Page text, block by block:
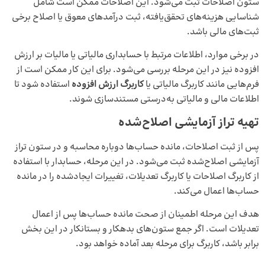
شناسایی هزینه‌های تحقق‌یافته، ثبت درآمدهای معوق یا اصلاح برخی
ثبت‌های مالی باشد.
در برخی موارد، اطلاعات مرتبط با حسابداری مالیاتی یامالیات بر ارزش
افزوده نیز در این مرحله بررسی می‌شود. برای این کار ممکن است از
فرم‌هایی مانند کاربرگ مالیاتی یاکاربرگ ارزش افزوده استفاده شود تا
اطلاعات مالی و مالیاتی به‌درستی مستندسازی شوند.
تهیه تراز آزمایشی اصلاح‌شده
پس از ثبت اصلاحات، مانده حساب‌ها دوباره محاسبه و در ستون تراز
آزمایشی اصلاح‌شده ثبت می‌شود. در این مرحله، حسابدار با استفاده
از کاربرگ اصلاحات یا کاربرگ تعدیلات، تغییرات ایجادشده را در مانده
حساب‌ها اعمال می‌کند.
هدف این مرحله اطمینان از صحت مانده حساب‌ها پس از اعمال
تعدیلات است. اگر جمع ستون‌های بدهکار و بستانکار در این بخش
برابر باشد، کاربرگ برای مرحله بعد آماده خواهد بود.